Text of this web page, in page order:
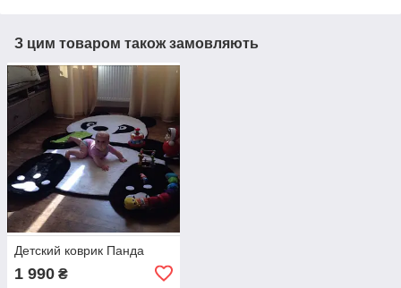
З цим товаром також замовляють
Детский коврик Панда
1 990 ₴